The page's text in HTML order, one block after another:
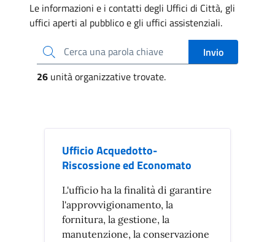
Le informazioni e i contatti degli Uffici di Città, gli
uffici aperti al pubblico e gli uffici assistenziali.
Cerca una parola chiave
Invio
26 unità organizzative trovate.
Ufficio Acquedotto-
Riscossione ed Economato
L'ufficio ha la finalità di garantire
l'approvvigionamento, la
fornitura, la gestione, la
manutenzione, la conservazione